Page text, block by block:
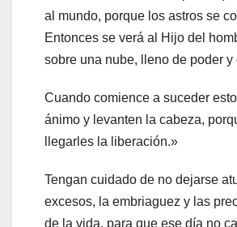
al mundo, porque los astros se
Entonces se verá al Hijo del
sobre una nube, lleno de poder y
Cuando comience a suceder
ánimo y levanten la cabeza,
llegarles la liberación.»
Tengan cuidado de no dejarse
excesos, la embriaguez y las
de la vida, para que ese día no